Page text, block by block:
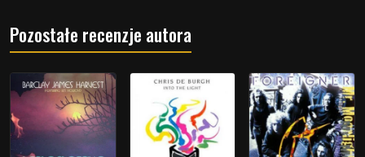
Pozostałe recenzje autora